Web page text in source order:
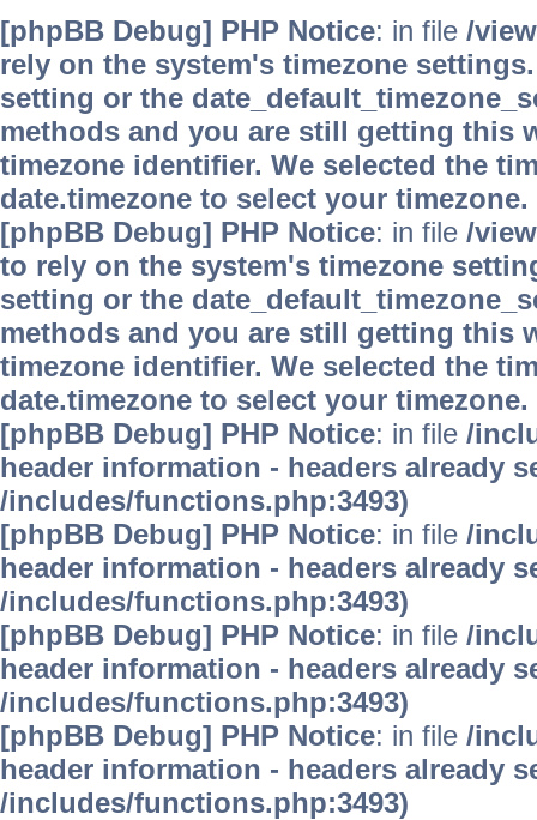
[phpBB Debug] PHP Notice: in file /
rely on the system's timezone
setting or the
methods and you are still getting this
timezone identifier. We selected the
date.timezone to select your timezone.
[phpBB Debug] PHP Notice: in file /
to rely on the system's timezone
setting or the
methods and you are still getting this
timezone identifier. We selected the
date.timezone to select your timezone.
[phpBB Debug] PHP Notice: in file /
header information - headers already
/includes/functions.php:3493)
[phpBB Debug] PHP Notice: in file /
header information - headers already
/includes/functions.php:3493)
[phpBB Debug] PHP Notice: in file /
header information - headers already
/includes/functions.php:3493)
[phpBB Debug] PHP Notice: in file /
header information - headers already
/includes/functions.php:3493)